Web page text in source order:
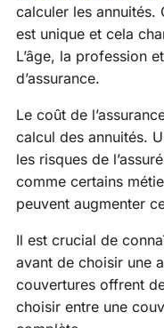
calculer les annuités.
est unique et cela
L’âge, la profession
d’assurance.
Le coût de
calcul des annuités.
les risques de
comme certains
peuvent augmenter
Il est crucial de
avant de choisir une
couvertures offrent
choisir entre une